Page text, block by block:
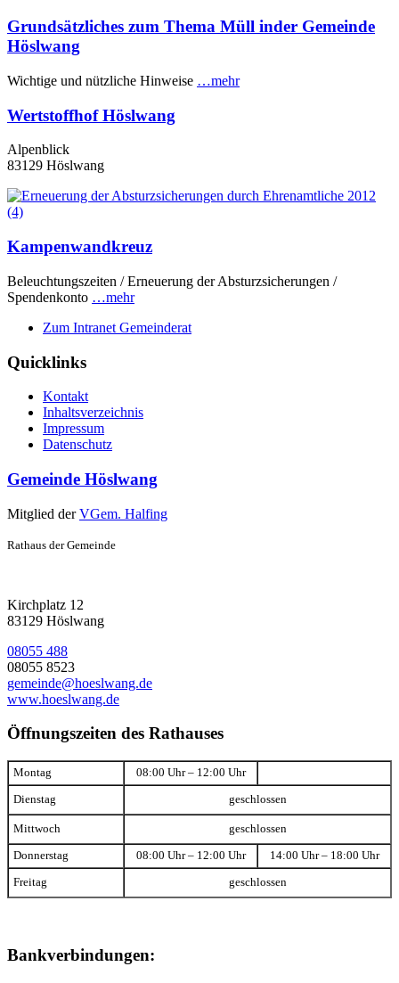
Grundsätzliches zum Thema Müll inder Gemeinde
Höslwang
Wichtige und nützliche Hinweise …mehr
Wertstoffhof Höslwang
Alpenblick
83129 Höslwang
Kampenwandkreuz
Beleuchtungszeiten / Erneuerung der Absturzsicherungen /
Spendenkonto …mehr
Zum Intranet Gemeinderat
Quicklinks
Kontakt
Inhaltsverzeichnis
Impressum
Datenschutz
Gemeinde Höslwang
Mitglied derVGem. Halfing
Rathaus der Gemeinde
Kirchplatz 12
83129 Höslwang
08055 488
08055 8523
gemeinde@hoeslwang.de
www.hoeslwang.de
Öffnungszeiten des Rathauses
Montag 08:00 Uhr – 12:00 Uhr
Dienstag geschlossen
Mittwoch geschlossen
Donnerstag 08:00 Uhr – 12:00 Uhr 14:00 Uhr – 18:00 Uhr
Freitag geschlossen
Bankverbindungen: